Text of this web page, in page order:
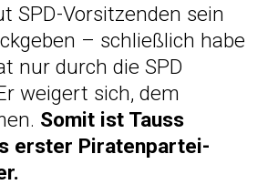
SPD-Vorsitzenden sein
– schließlich habe
nur durch die SPD
weigert sich, dem
Somit ist Tauss
erster Piratenpartei-